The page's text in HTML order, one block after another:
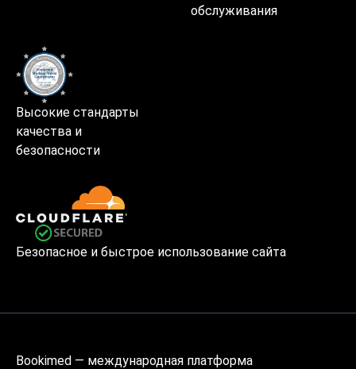
обслуживания
Высокие стандарты
качества и
безопасности
Безопасное и быстрое использование сайта
Bookimed — международная платформа